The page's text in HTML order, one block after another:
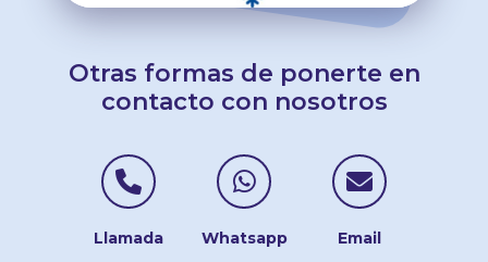
Otras formas de ponerte en
contacto con nosotros
Contactar por
Llamada
Contactar
Whatsapp Email